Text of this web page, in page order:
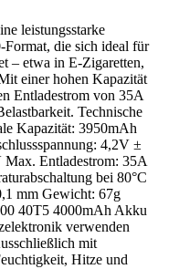
leistungsstarke
die sich ideal für
– etwa in E-Zigaretten,
einer hohen Kapazität
Entladestrom von 35A
Technische
Kapazität: 3950mAh
4,2V ±
Max. Entladestrom: 35A
bei 80°C
mm Gewicht: 67g
40T5 4000mAh Akku
verwenden
mit
Hitze und